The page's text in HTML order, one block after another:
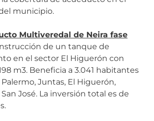
municipio.
Multiveredal de Neira fase
de un tanque de
en el sector El Higuerón con
m3. Beneficia a 3.041 habitantes
Juntas, El Higuerón,
José. La inversión total es de